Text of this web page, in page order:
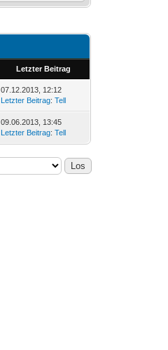
Letzter Beitrag
07.12.2013, 12:12
Letzter Beitrag:Tell
09.06.2013, 13:45
Letzter Beitrag:Tell